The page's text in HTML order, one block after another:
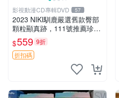
影視動漫CD專輯DVD 57
2023 NIKI馴鹿嚴選舊款臀部
顆粒顯真跡，111號推薦珍藏
品 馴鹿 舊款 尾巴顆粒
$559 9折
折扣碼